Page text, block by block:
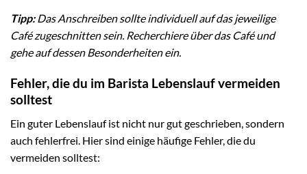
Tipp:Das Anschreiben sollte individuell auf das jeweilige
Café zugeschnitten sein. Recherchiere über das Café und
gehe auf dessen Besonderheiten ein.
Fehler, die du im Barista Lebenslauf vermeiden
solltest
Ein guter Lebenslauf ist nicht nur gut geschrieben, sondern
auch fehlerfrei. Hier sind einige häufige Fehler, die du
vermeiden solltest: